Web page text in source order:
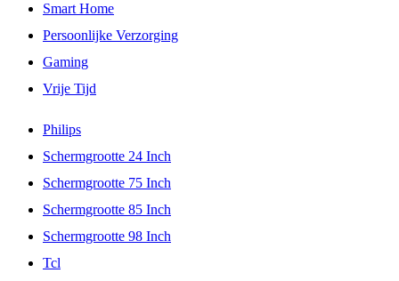
Smart Home
Persoonlijke Verzorging
Gaming
Vrije Tijd
Philips
Schermgrootte 24 Inch
Schermgrootte 75 Inch
Schermgrootte 85 Inch
Schermgrootte 98 Inch
Tcl